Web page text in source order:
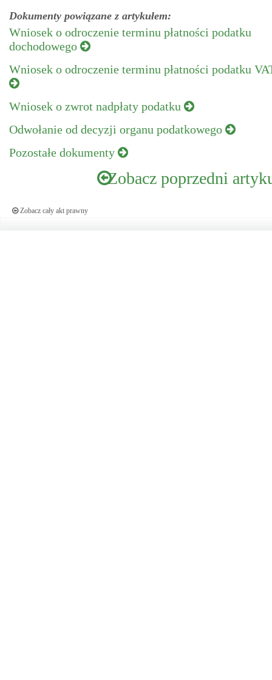
Dokumenty powiązane z artykułem:
Wniosek o odroczenie terminu płatności podatku
dochodowego
Wniosek o odroczenie terminu płatności podatku
Wniosek o zwrot nadpłaty podatku
Odwołanie od decyzji organu podatkowego
Pozostałe dokumenty
Zobacz poprzedni
Zobacz cały akt prawny